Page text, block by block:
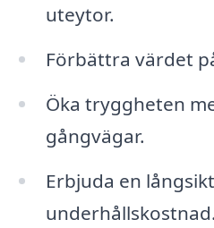
uteytor.
Förbättra värdet
Öka tryggheten
gångvägar.
Erbjuda en
underhållskostnad.